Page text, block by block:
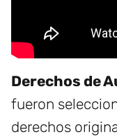
Derechos de
fueron
derechos